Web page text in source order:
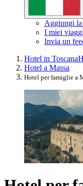
Aggiungi la
I miei viaggi
Invia un
Hotel in Toscana
Hotel a Massa
Hotel per famiglie a